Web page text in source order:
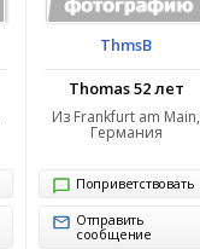
ThmsB
Thomas 52 лет
Из Frankfurt am Main,
Германия
Поприветствовать
Отправить
сообщение